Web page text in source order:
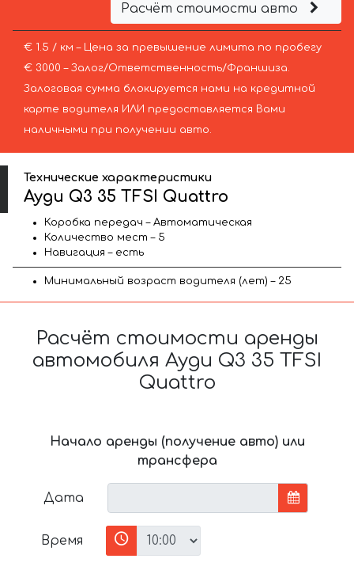
Расчёт стоимости авто
€ 1.5 / км – Цена за превышение лимита по пробегу
€ 3000 – Залог/Ответственность/Франшиза.
Залоговая сумма блокируется нами на кредитной
карте водителя ИЛИ предоставляется Вами
наличными при получении авто.
Технические характеристики
Ауди Q3 35 TFSI Quattro
Коробка передач – Автоматическая
Количество мест – 5
Навигация – есть
Минимальный возраст водителя (лет) – 25
Расчёт стоимости аренды
автомобиля Ауди Q3 35 TFSI
Quattro
Начало аренды (получение авто) или
трансфера
Дата
Время